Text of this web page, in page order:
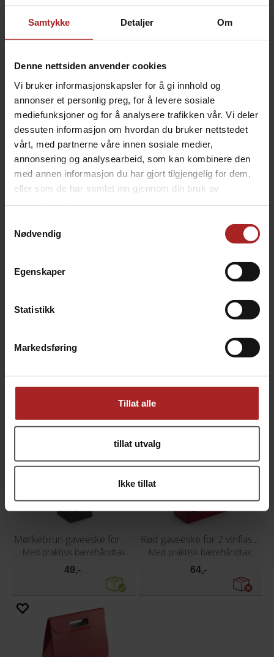
Samtykke Detaljer Om
Denne nettsiden anvender cookies
Vi bruker informasjonskapsler for å gi innhold og
annonser et personlig preg, for å levere sosiale
mediefunksjoner og for å analysere trafikken vår. Vi deler
dessuten informasjon om hvordan du bruker nettstedet
vårt, med partnerne våre innen sosiale medier,
annonsering og analysearbeid, som kan kombinere den
med annen informasjon du har gjort tilgjengelig for dem,
eller som de har samlet inn gjennom din bruk av
Nødvendig
Egenskaper
Statistikk
Markedsføring
Tillat alle
tillat utvalg
Ikke tillat
Fin gavepose til flaske i grått. Posen kommer med
flettede snorhåndtak i matchende farger. Den er
TEKNISK INFO
Vin
ALTERNATIVER
Med forsterket bunn
Mørkebrun gaveeske for 1 vinflaske
Med praktisk bærehåndtak
49,-
Rød gaveeske for 2 vinflasker
Med praktisk bærehåndtak
64,-